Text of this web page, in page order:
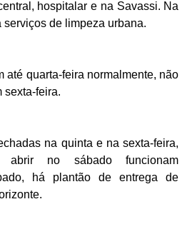
hospitalar e na Savassi. Na
serviços de limpeza urbana.
até quarta-feira normalmente, não
sexta-feira.
na quinta e na sexta-feira,
abrir no sábado funcionam
há plantão de entrega de